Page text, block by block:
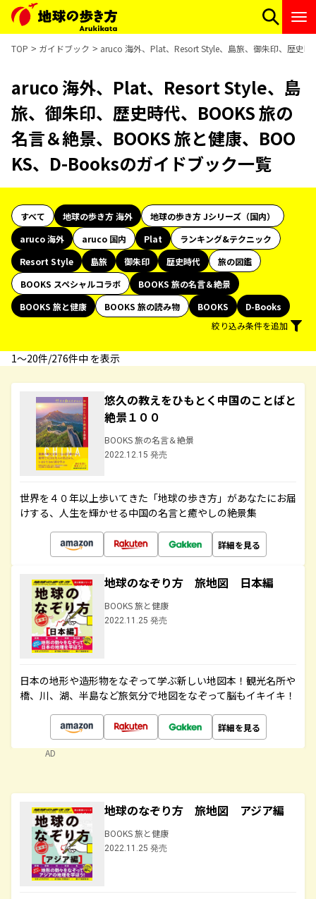
TOP ガイドブック aruco 海外、Plat、Resort Style、島旅、御朱印、歴史
aruco 海外、Plat、Resort Style、島
旅、御朱印、歴史時代、BOOKS 旅の
名言＆絶景、BOOKS 旅と健康、BOO
KS、D-Booksのガイドブック一覧
すべて 地球の歩き方 海外
地球の歩き方 Jシリーズ（国内）
aruco 海外
aruco 国内 Plat
ランキング&テクニック
Resort Style
島旅 御朱印 歴史時代
旅の図鑑
BOOKS スペシャルコラボ
BOOKS 旅の名言＆絶景
BOOKS 旅と健康
BOOKS 旅の読み物 BOOKS
D-Books
絞り込み条件を追加
1〜20件/276件中 を表示
悠久の教えをひもとく中国のことばと
絶景１００
BOOKS 旅の名言＆絶景
2022.12.15 発売
世界を４０年以上歩いてきた「地球の歩き方」があなたにお届
けする、人生を輝かせる中国の名言と癒やしの絶景集
詳細を見る
地球のなぞり方 旅地図 日本編
BOOKS 旅と健康
2022.11.25 発売
日本の地形や造形物をなぞって学ぶ新しい地図本！観光名所や
橋、川、湖、半島など旅気分で地図をなぞって脳もイキイキ！
詳細を見る
AD
地球のなぞり方 旅地図 アジア編
BOOKS 旅と健康
2022.11.25 発売